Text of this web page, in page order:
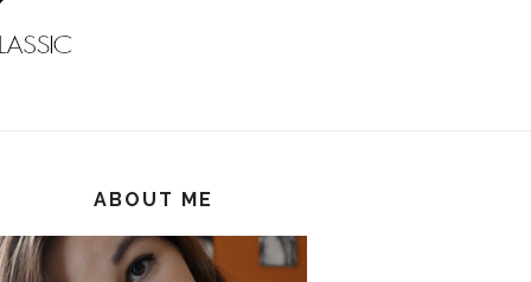
ABOUT ME